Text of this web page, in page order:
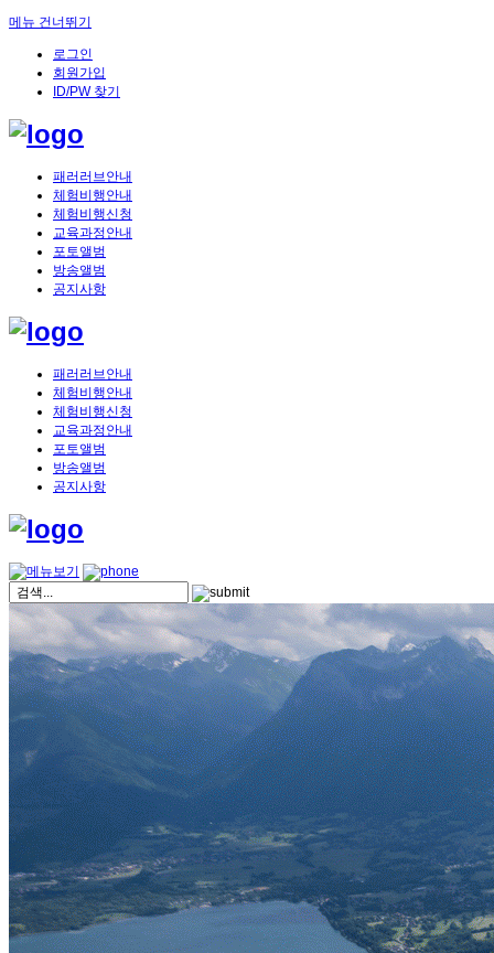
메뉴 건너뛰기
로그인
회원가입
ID/PW 찾기
패러러브안내
체험비행안내
체험비행신청
교육과정안내
포토앨범
방송앨범
공지사항
패러러브안내
체험비행안내
체험비행신청
교육과정안내
포토앨범
방송앨범
공지사항